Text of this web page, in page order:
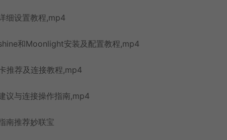
细设置教程,mp4
和Moonlight安装及配置教程,mp4
推荐及连接教程,mp4
议与连接操作指南,mp4
南推荐妙联宝